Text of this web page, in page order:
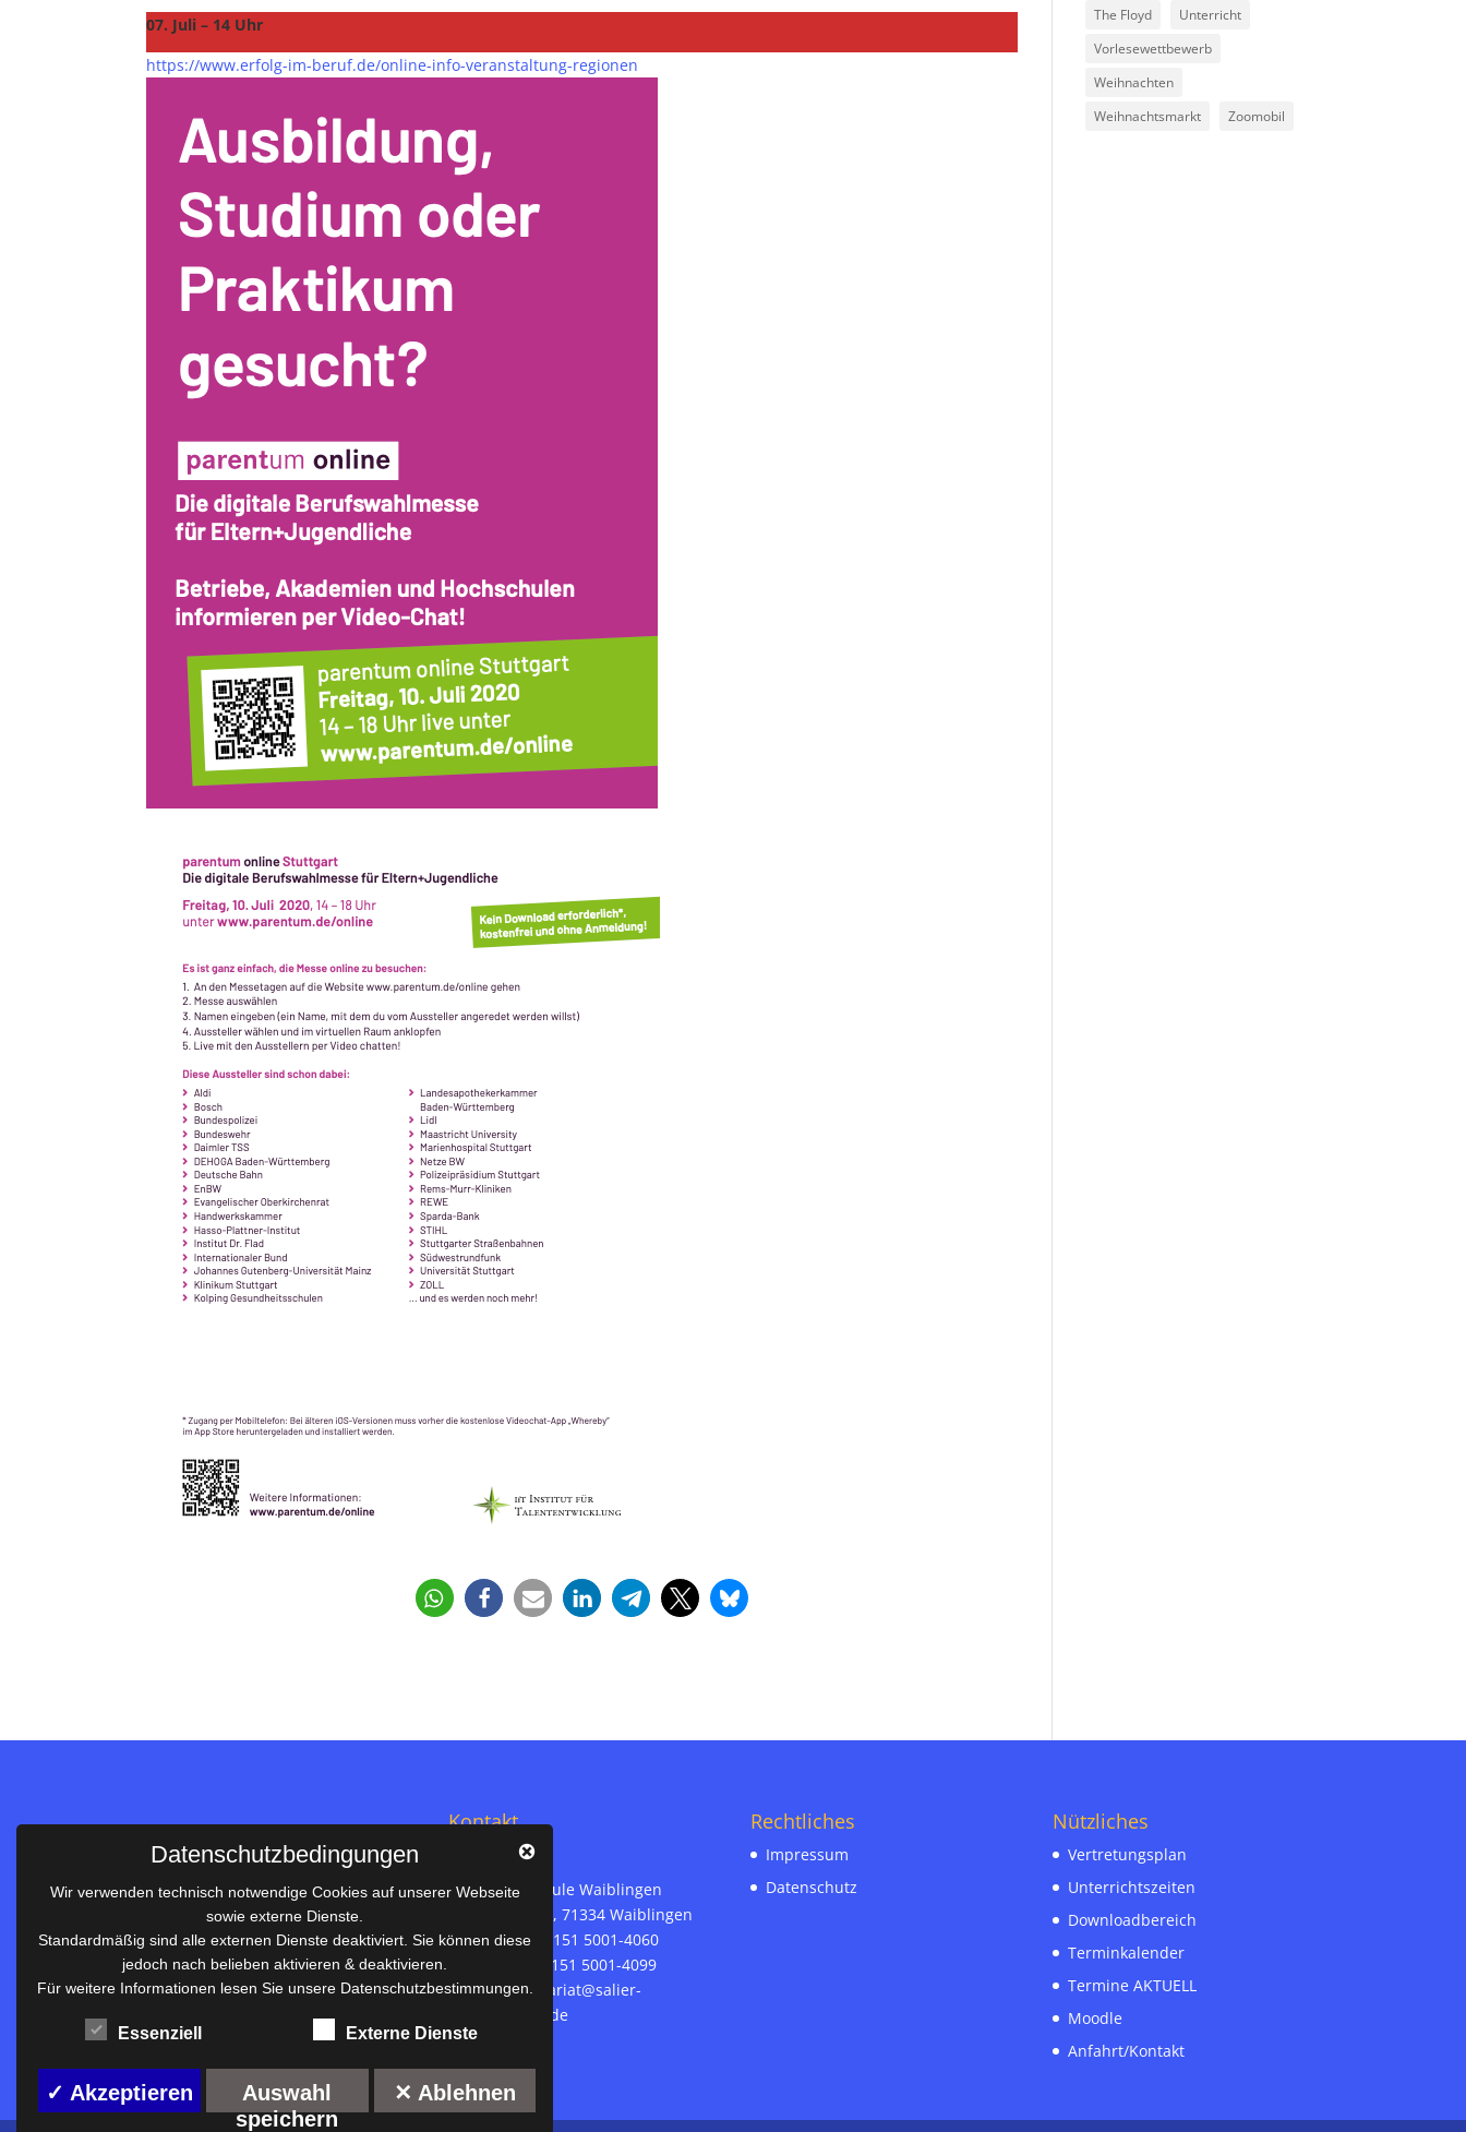
07. Juli – 14 Uhr
https://www.erfolg-im-beruf.de/online-info-veranstaltung-regionen
The Floyd
Unterricht
Vorlesewettbewerb
Weihnachten
Weihnachtsmarkt
Zoomobil
Salier-Realschule Waiblingen
Anmelden
Kontakt
Salier-Realschule Waiblingen
Im Sämann 30, 71334 Waiblingen
Telefon-Nr. 07151 5001-4060
Telefax-Nr. 07151 5001-4099
E-Mail:sekretariat@salier-
rs.schule.bwl.de
Rechtliches
Impressum
Datenschutz
Nützliches
Vertretungsplan
Unterrichtszeiten
Downloadbereich
Terminkalender
Termine AKTUELL
Moodle
Anfahrt/Kontakt
Datenschutzbedingungen
Wir verwenden technisch notwendige Cookies auf unserer Webseite
sowie externe Dienste.
Standardmäßig sind alle externen Dienste deaktiviert. Sie können diese
jedoch nach belieben aktivieren & deaktivieren.
Für weitere Informationen lesen Sie unsere Datenschutzbestimmungen.
Essenziell Externe Dienste
✓ Akzeptieren
Auswahl
speichern
✕ Ablehnen